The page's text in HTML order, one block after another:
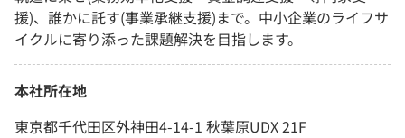
援)、誰かに託す(事業承継支援)まで。中小企業のライフサ
イクルに寄り添った課題解決を目指します。
本社所在地
東京都千代田区外神田4-14-1 秋葉原UDX 21F